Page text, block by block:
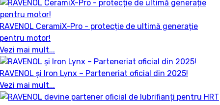
RAVENOL CeramiX-Pro - protecție de ultimă generație
pentru motor!
Vezi mai mult...
RAVENOL și Iron Lynx – Parteneriat oficial din 2025!
Vezi mai mult...